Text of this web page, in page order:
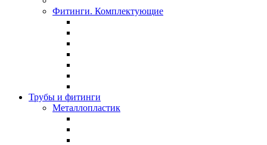
Фитинги. Комплектующие
Трубы и фитинги
Металлопластик